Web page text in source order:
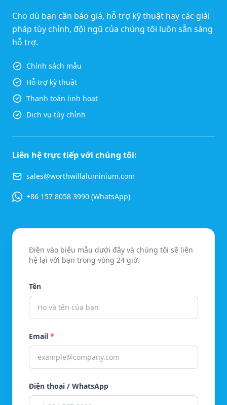
Cho dù bạn cần báo giá, hỗ trợ kỹ thuật hay các giải
pháp tùy chỉnh, đội ngũ của chúng tôi luôn sẵn sàng
hỗ trợ.
Chính sách mẫu
Hỗ trợ kỹ thuật
Thanh toán linh hoạt
Dịch vụ tùy chỉnh
Liên hệ trực tiếp với chúng tôi:
sales@worthwillaluminium.com
+86 157 8058 3990 (WhatsApp)
Điền vào biểu mẫu dưới đây và chúng tôi sẽ liên
hệ lại với bạn trong vòng 24 giờ.
Tên
Email *
Điện thoại / WhatsApp